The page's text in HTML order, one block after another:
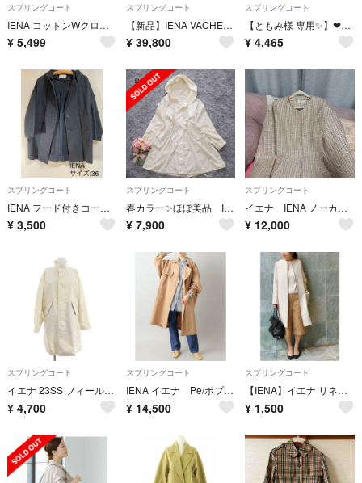
スプリングコート
IENA コットンWクロスオーバーチェスターコート
¥ 5,499
スプリングコート
【新品】IENA VACHEMENT/ヴァシュモン 別注 M-51 ロングコート
¥ 39,800
スプリングコート
【ともみ様 専用✨】❤イエナ✨サイズ36（S）スプリングコート✨
¥ 4,465
スプリングコート
IENA フード付きコート 36サイズ
¥ 3,500
スプリングコート
春カラー✨ほぼ美品 IENA 洗える コットンナイロンスノーパーカー
¥ 7,900
スプリングコート
イエナ IENA ノーカラーコート ライナー付 ピンク系 美品
¥ 12,000
スプリングコート
イエナ 23SS フィールドコート スプリングコート ロング 36 キナリ
¥ 4,700
スプリングコート
IENA イエナ Pe/ポプリンオーバートレンチコート ベージュ
¥ 14,500
スプリングコート
【IENA】イエナ リネンノーカラーコート
¥ 1,500